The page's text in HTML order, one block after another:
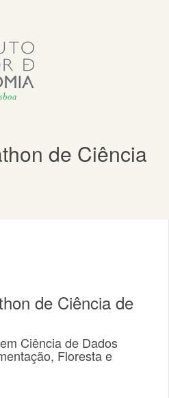
de Ciência
de Ciência de
Ciência de Dados
Floresta e